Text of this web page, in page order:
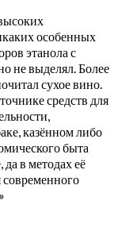
особенных
этанола с
не выделял. Более
сухое вино.
средств для
казённом либо
быта
в методах её
современного